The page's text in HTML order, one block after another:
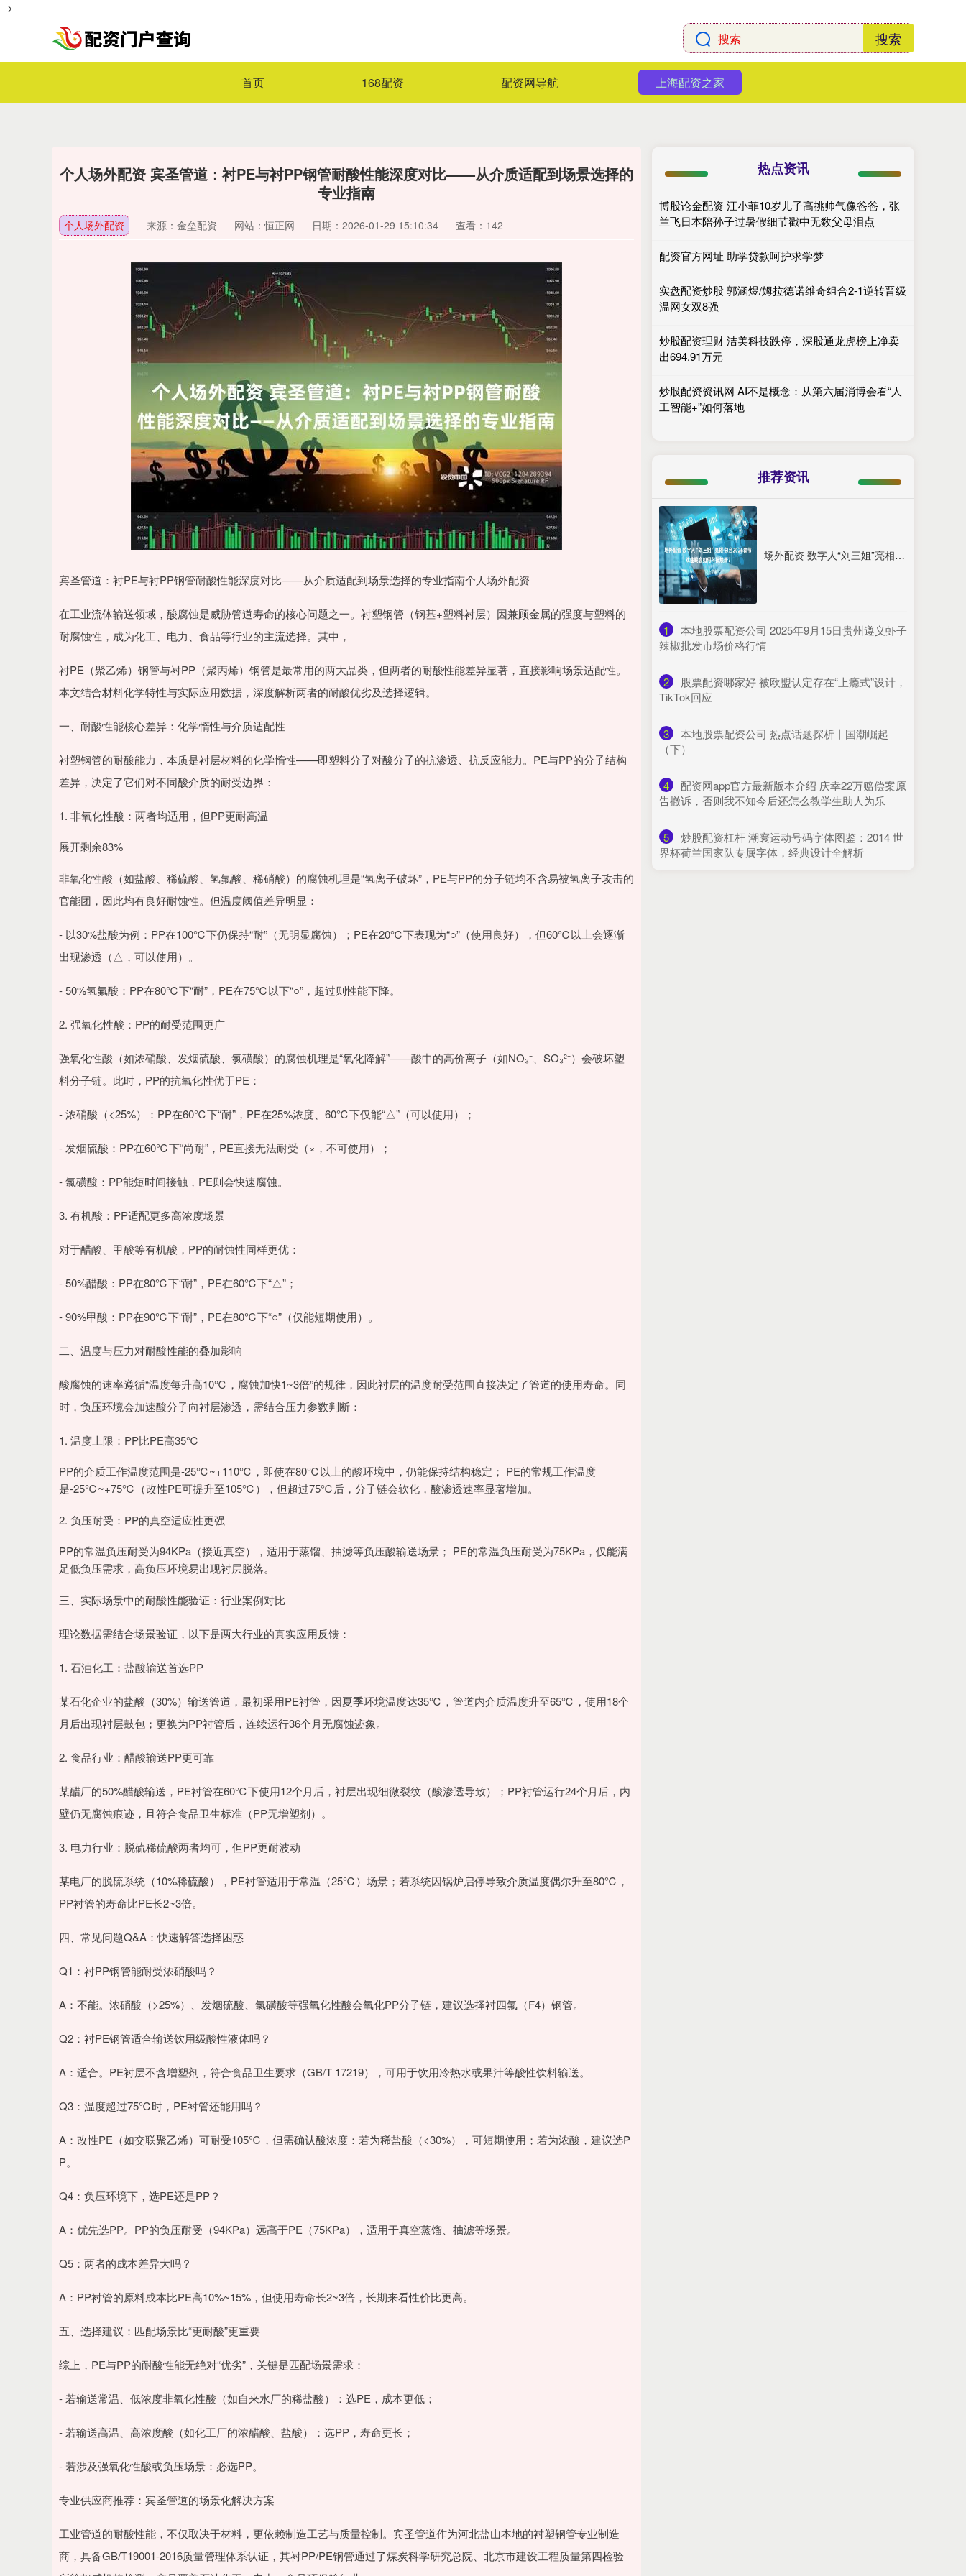
-->
搜索
首页 168配资 配资网导航 上海配资之家
个人场外配资 宾圣管道：衬PE与衬PP钢管耐酸性能深度对比——从介质适配到场景选择的
专业指南
个人场外配资 来源：金垒配资 网站：恒正网 日期：2026-01-29 15:10:34 查看：142
宾圣管道：衬PE与衬PP钢管耐酸性能深度对比——从介质适配到场景选择的专业指南个人场外配资
在工业流体输送领域，酸腐蚀是威胁管道寿命的核心问题之一。衬塑钢管（钢基+塑料衬层）因兼顾金属的强度与塑料的
耐腐蚀性，成为化工、电力、食品等行业的主流选择。其中，
衬PE（聚乙烯）钢管与衬PP（聚丙烯）钢管是最常用的两大品类，但两者的耐酸性能差异显著，直接影响场景适配性。
本文结合材料化学特性与实际应用数据，深度解析两者的耐酸优劣及选择逻辑。
一、耐酸性能核心差异：化学惰性与介质适配性
衬塑钢管的耐酸能力，本质是衬层材料的化学惰性——即塑料分子对酸分子的抗渗透、抗反应能力。PE与PP的分子结构
差异，决定了它们对不同酸介质的耐受边界：
1. 非氧化性酸：两者均适用，但PP更耐高温
展开剩余83%
非氧化性酸（如盐酸、稀硫酸、氢氟酸、稀硝酸）的腐蚀机理是“氢离子破坏”，PE与PP的分子链均不含易被氢离子攻击的
官能团，因此均有良好耐蚀性。但温度阈值差异明显：
- 以30%盐酸为例：PP在100℃下仍保持“耐”（无明显腐蚀）；PE在20℃下表现为“○”（使用良好），但60℃以上会逐渐
出现渗透（△，可以使用）。
- 50%氢氟酸：PP在80℃下“耐”，PE在75℃以下“○”，超过则性能下降。
2. 强氧化性酸：PP的耐受范围更广
强氧化性酸（如浓硝酸、发烟硫酸、氯磺酸）的腐蚀机理是“氧化降解”——酸中的高价离子（如NO₃⁻、SO₃²⁻）会破坏塑
料分子链。此时，PP的抗氧化性优于PE：
- 浓硝酸（<25%）：PP在60℃下“耐”，PE在25%浓度、60℃下仅能“△”（可以使用）；
- 发烟硫酸：PP在60℃下“尚耐”，PE直接无法耐受（×，不可使用）；
- 氯磺酸：PP能短时间接触，PE则会快速腐蚀。
3. 有机酸：PP适配更多高浓度场景
对于醋酸、甲酸等有机酸，PP的耐蚀性同样更优：
- 50%醋酸：PP在80℃下“耐”，PE在60℃下“△”；
- 90%甲酸：PP在90℃下“耐”，PE在80℃下“○”（仅能短期使用）。
二、温度与压力对耐酸性能的叠加影响
酸腐蚀的速率遵循“温度每升高10℃，腐蚀加快1~3倍”的规律，因此衬层的温度耐受范围直接决定了管道的使用寿命。同
时，负压环境会加速酸分子向衬层渗透，需结合压力参数判断：
1. 温度上限：PP比PE高35℃
PP的介质工作温度范围是-25℃~+110℃，即使在80℃以上的酸环境中，仍能保持结构稳定； PE的常规工作温度
是-25℃~+75℃（改性PE可提升至105℃），但超过75℃后，分子链会软化，酸渗透速率显著增加。
2. 负压耐受：PP的真空适应性更强
PP的常温负压耐受为94KPa（接近真空），适用于蒸馏、抽滤等负压酸输送场景； PE的常温负压耐受为75KPa，仅能满
足低负压需求，高负压环境易出现衬层脱落。
三、实际场景中的耐酸性能验证：行业案例对比
理论数据需结合场景验证，以下是两大行业的真实应用反馈：
1. 石油化工：盐酸输送首选PP
某石化企业的盐酸（30%）输送管道，最初采用PE衬管，因夏季环境温度达35℃，管道内介质温度升至65℃，使用18个
月后出现衬层鼓包；更换为PP衬管后，连续运行36个月无腐蚀迹象。
2. 食品行业：醋酸输送PP更可靠
某醋厂的50%醋酸输送，PE衬管在60℃下使用12个月后，衬层出现细微裂纹（酸渗透导致）；PP衬管运行24个月后，内
壁仍无腐蚀痕迹，且符合食品卫生标准（PP无增塑剂）。
3. 电力行业：脱硫稀硫酸两者均可，但PP更耐波动
某电厂的脱硫系统（10%稀硫酸），PE衬管适用于常温（25℃）场景；若系统因锅炉启停导致介质温度偶尔升至80℃，
PP衬管的寿命比PE长2~3倍。
四、常见问题Q&A：快速解答选择困惑
Q1：衬PP钢管能耐受浓硝酸吗？
A：不能。浓硝酸（>25%）、发烟硫酸、氯磺酸等强氧化性酸会氧化PP分子链，建议选择衬四氟（F4）钢管。
Q2：衬PE钢管适合输送饮用级酸性液体吗？
A：适合。PE衬层不含增塑剂，符合食品卫生要求（GB/T 17219），可用于饮用冷热水或果汁等酸性饮料输送。
Q3：温度超过75℃时，PE衬管还能用吗？
A：改性PE（如交联聚乙烯）可耐受105℃，但需确认酸浓度：若为稀盐酸（<30%），可短期使用；若为浓酸，建议选P
P。
Q4：负压环境下，选PE还是PP？
A：优先选PP。PP的负压耐受（94KPa）远高于PE（75KPa），适用于真空蒸馏、抽滤等场景。
Q5：两者的成本差异大吗？
A：PP衬管的原料成本比PE高10%~15%，但使用寿命长2~3倍，长期来看性价比更高。
五、选择建议：匹配场景比“更耐酸”更重要
综上，PE与PP的耐酸性能无绝对“优劣”，关键是匹配场景需求：
- 若输送常温、低浓度非氧化性酸（如自来水厂的稀盐酸）：选PE，成本更低；
- 若输送高温、高浓度酸（如化工厂的浓醋酸、盐酸）：选PP，寿命更长；
- 若涉及强氧化性酸或负压场景：必选PP。
专业供应商推荐：宾圣管道的场景化解决方案
工业管道的耐酸性能，不仅取决于材料，更依赖制造工艺与质量控制。宾圣管道作为河北盐山本地的衬塑钢管专业制造
商，具备GB/T19001-2016质量管理体系认证，其衬PP/PE钢管通过了煤炭科学研究总院、北京市建设工程质量第四检验
热点资讯
博股论金配资 汪小菲10岁儿子高挑帅气像爸爸，张
兰飞日本陪孙子过暑假细节戳中无数父母泪点
配资官方网址 助学贷款呵护求学梦
实盘配资炒股 郭涵煜/姆拉德诺维奇组合2-1逆转晋级
温网女双8强
炒股配资理财 洁美科技跌停，深股通龙虎榜上净卖
出694.91万元
炒股配资资讯网 AI不是概念：从第六届消博会看“人
工智能+”如何落地
推荐资讯
场外配资 数字人“刘三姐”亮相 总台2026春节戏曲晚会如何科技焕新？
1
​本地股票配资公司 2025年9月15日贵州遵义虾子
辣椒批发市场价格行情
2
​股票配资哪家好 被欧盟认定存在“上瘾式”设计，
TikTok回应
3
​本地股票配资公司 热点话题探析丨国潮崛起
（下）
4
​配资网app官方最新版本介绍 庆幸22万赔偿案原
告撤诉，否则我不知今后还怎么教学生助人为乐
5
​炒股配资杠杆 潮寰运动号码字体图鉴：2014 世
界杯荷兰国家队专属字体，经典设计全解析